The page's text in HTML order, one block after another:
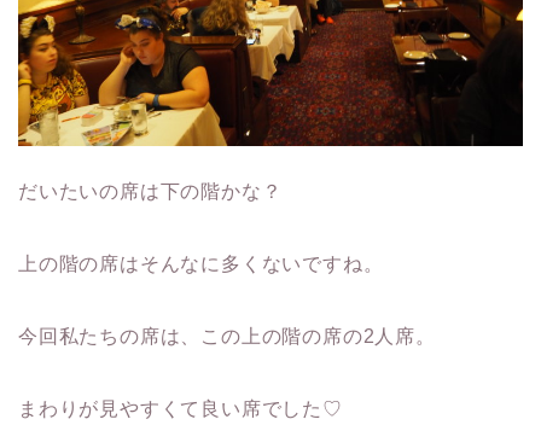
だいたいの席は下の階かな？
上の階の席はそんなに多くないですね。
今回私たちの席は、この上の階の席の2人席。
まわりが見やすくて良い席でした♡